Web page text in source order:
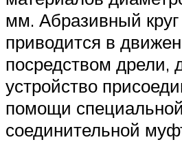
мм. Абразивный
приводится в
посредством дрели,
устройство
помощи специальной
соединительной